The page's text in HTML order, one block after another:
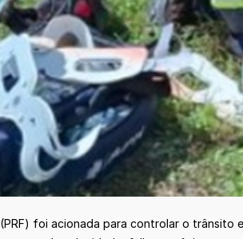
foi acionada para controlar o trânsito